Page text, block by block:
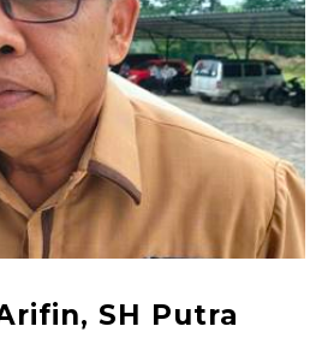
SH Putra